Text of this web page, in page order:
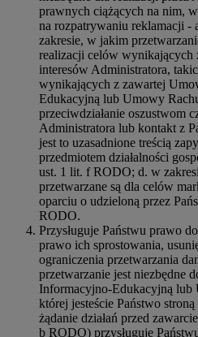
prawnych ciążących na nim,
na rozpatrywaniu reklamacji
zakresie, w jakim
realizacji celów wynikających
interesów Administratora,
wynikających z zawartej
Edukacyjną lub Umowy
przeciwdziałanie oszustwom
Administratora lub kontakt z
jest to uzasadnione treścią
przedmiotem działalności
ust. 1 lit. f RODO; d. w
przetwarzane są dla celów
oparciu o udzieloną przez
RODO.
Przysługuje Państwu prawo
prawo ich sprostowania,
ograniczenia przetwarzania
przetwarzanie jest niezbędne
Informacyjno-Edukacyjną lub
której jesteście Państwo
żądanie działań przed
b RODO) przysługuje